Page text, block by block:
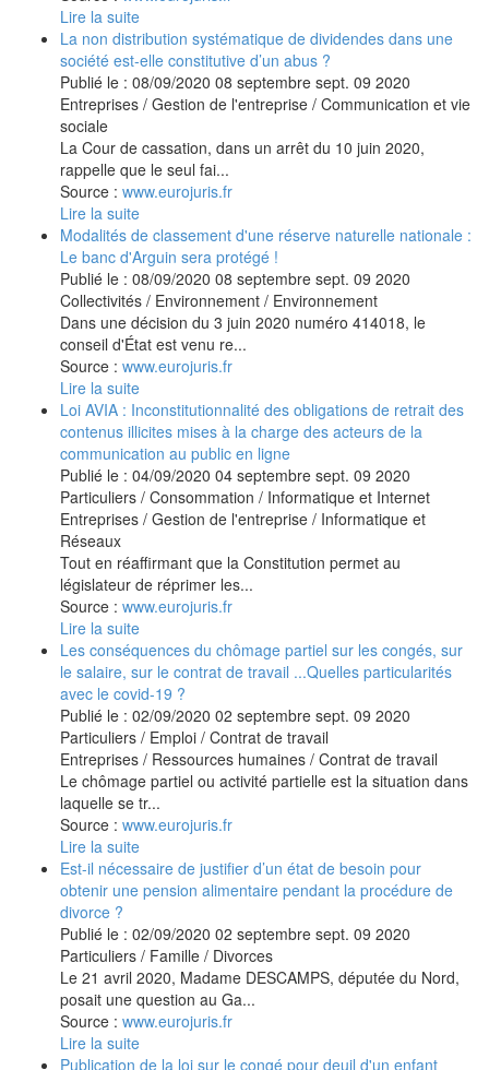
Lire la suite
La non distribution systématique de dividendes dans une
société est-elle constitutive d’un abus ?
Publié le : 08/09/2020 08 septembre sept. 09 2020
Entreprises / Gestion de l'entreprise / Communication et vie
sociale
La Cour de cassation, dans un arrêt du 10 juin 2020,
rappelle que le seul fai...
Source : www.eurojuris.fr
Lire la suite
Modalités de classement d'une réserve naturelle nationale :
Le banc d'Arguin sera protégé !
Publié le : 08/09/2020 08 septembre sept. 09 2020
Collectivités / Environnement / Environnement
Dans une décision du 3 juin 2020 numéro 414018, le
conseil d'État est venu re...
Source : www.eurojuris.fr
Lire la suite
Loi AVIA : Inconstitutionnalité des obligations de retrait des
contenus illicites mises à la charge des acteurs de la
communication au public en ligne
Publié le : 04/09/2020 04 septembre sept. 09 2020
Particuliers / Consommation / Informatique et Internet
Entreprises / Gestion de l'entreprise / Informatique et
Réseaux
Tout en réaffirmant que la Constitution permet au
législateur de réprimer les...
Source : www.eurojuris.fr
Lire la suite
Les conséquences du chômage partiel sur les congés, sur
le salaire, sur le contrat de travail ...Quelles particularités
avec le covid-19 ?
Publié le : 02/09/2020 02 septembre sept. 09 2020
Particuliers / Emploi / Contrat de travail
Entreprises / Ressources humaines / Contrat de travail
Le chômage partiel ou activité partielle est la situation dans
laquelle se tr...
Source : www.eurojuris.fr
Lire la suite
Est-il nécessaire de justifier d’un état de besoin pour
obtenir une pension alimentaire pendant la procédure de
divorce ?
Publié le : 02/09/2020 02 septembre sept. 09 2020
Particuliers / Famille / Divorces
Le 21 avril 2020, Madame DESCAMPS, députée du Nord,
posait une question au Ga...
Source : www.eurojuris.fr
Lire la suite
Publication de la loi sur le congé pour deuil d'un enfant